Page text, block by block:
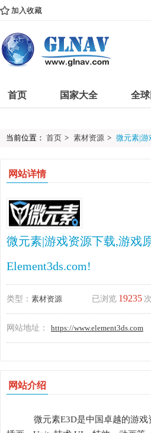
加入收藏
首页 国家大全 全
当前位置： 首页 > 素材资源 > 微元素|游
网站详情
微元素|游戏资源下载,游戏
Element3ds.com!
类型： 素材资源 已浏览 19235 次
网站地址： https://www.element3ds.com
网站介绍
微元素E3D是中国卓越的游戏